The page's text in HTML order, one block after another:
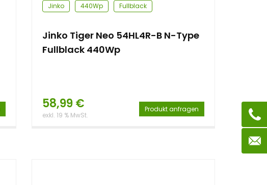
Jinko
440Wp Fullblack
Jinko Tiger Neo 54HL4R-B N-Type
Fullblack 440Wp
58,99€
exkl. 19 % MwSt.
Produkt anfragen